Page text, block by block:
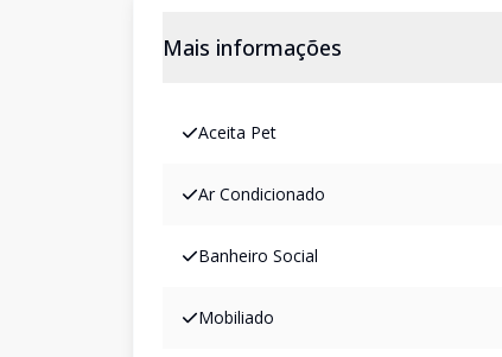
Mais informações
Aceita Pet
Ar Condicionado
Banheiro Social
Mobiliado